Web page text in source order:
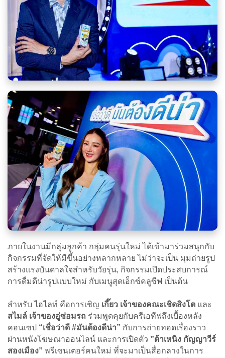
ภายในงานมีกลุ่มลูกค้า กลุ่มคนรุ่นใหม่ ได้เข้ามาร่วมสนุกกับ
กิจกรรมที่จัดให้มีขึ้นอย่างหลากหลาย ไม่ว่าจะเป็น มุมถ่ายรูป
สร้างแรงบันดาลใจสำหรับวัยรุ่น, กิจกรรมเปิดประสบการณ์
การดื่มดีน่ารูปแบบใหม่ กับเมนูสุดเอ็กซ์คลูซีฟ เป็นต้น
สำหรับ ไฮไลท์ คือการเชิญ เกี๊ยว เจ้าของคณะเชิดสิงโต และ
สไมล์ เจ้าของอู่ซ่อมรถ ร่วมพูดคุยกับครีเอทีฟถึงเบื้องหลัง
คอนเซป “เชื่อว่าดี #มันต้องดีน่า” กับการถ่ายทอดเรื่องราว
ผ่านหนังโฆษณาออนไลน์ และการเปิดตัว ”ต้าเหนิง กัญญาวีร์
สองเมือง” พรีเซนเตอร์คนใหม่ ที่จะมาเป็นสื่อกลางในการ